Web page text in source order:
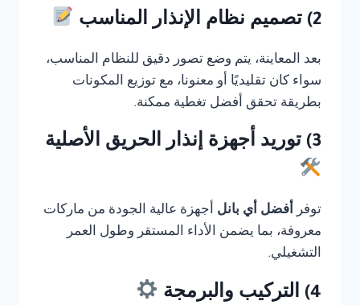
2) تصميم نظام الإنذار المناسب
بعد المعاينة، يتم وضع تصور دقيق للنظام المناسب،
سواء كان تقليديًا أو معنونا، مع توزيع المكونات
بطريقة تحقق أفضل تغطية ممكنة.
3) توريد أجهزة إنذار الحريق الأصلية
توفر أفضل أي بانل أجهزة عالية الجودة من ماركات
معروفة، بما يضمن الأداء المستقر وطول العمر
التشغيلي.
4) التركيب والبرمجة